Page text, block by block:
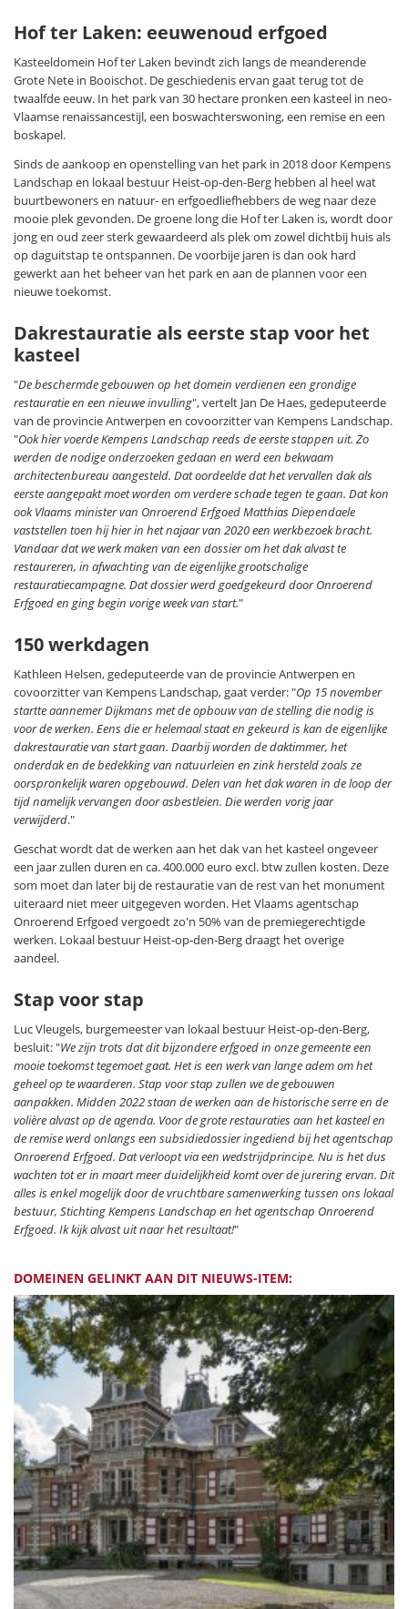
Hof ter Laken: eeuwenoud erfgoed
Kasteeldomein Hof ter Laken bevindt zich langs de meanderende
Grote Nete in Booischot. De geschiedenis ervan gaat terug tot de
twaalfde eeuw. In het park van 30 hectare pronken een kasteel in neo-
Vlaamse renaissancestijl, een boswachterswoning, een remise en een
boskapel.
Sinds de aankoop en openstelling van het park in 2018 door Kempens
Landschap en lokaal bestuur Heist-op-den-Berg hebben al heel wat
buurtbewoners en natuur- en erfgoedliefhebbers de weg naar deze
mooie plek gevonden. De groene long die Hof ter Laken is, wordt door
jong en oud zeer sterk gewaardeerd als plek om zowel dichtbij huis als
op daguitstap te ontspannen. De voorbije jaren is dan ook hard
gewerkt aan het beheer van het park en aan de plannen voor een
nieuwe toekomst.
Dakrestauratie als eerste stap voor het
kasteel
"De beschermde gebouwen op het domein verdienen een grondige
restauratie en een nieuwe invulling", vertelt Jan De Haes, gedeputeerde
van de provincie Antwerpen en covoorzitter van Kempens Landschap.
"Ook hier voerde Kempens Landschap reeds de eerste stappen uit. Zo
werden de nodige onderzoeken gedaan en werd een bekwaam
architectenbureau aangesteld. Dat oordeelde dat het vervallen dak als
eerste aangepakt moet worden om verdere schade tegen te gaan. Dat kon
ook Vlaams minister van Onroerend Erfgoed Matthias Diependaele
vaststellen toen hij hier in het najaar van 2020 een werkbezoek bracht.
Vandaar dat we werk maken van een dossier om het dak alvast te
restaureren, in afwachting van de eigenlijke grootschalige
restauratiecampagne. Dat dossier werd goedgekeurd door Onroerend
Erfgoed en ging begin vorige week van start."
150 werkdagen
Kathleen Helsen, gedeputeerde van de provincie Antwerpen en
covoorzitter van Kempens Landschap, gaat verder: "Op 15 november
startte aannemer Dijkmans met de opbouw van de stelling die nodig is
voor de werken. Eens die er helemaal staat en gekeurd is kan de eigenlijke
dakrestauratie van start gaan. Daarbij worden de daktimmer, het
onderdak en de bedekking van natuurleien en zink hersteld zoals ze
oorspronkelijk waren opgebouwd. Delen van het dak waren in de loop der
tijd namelijk vervangen door asbestleien. Die werden vorig jaar
verwijderd."
Geschat wordt dat de werken aan het dak van het kasteel ongeveer
een jaar zullen duren en ca. 400.000 euro excl. btw zullen kosten. Deze
som moet dan later bij de restauratie van de rest van het monument
uiteraard niet meer uitgegeven worden. Het Vlaams agentschap
Onroerend Erfgoed vergoedt zo'n 50% van de premiegerechtigde
werken. Lokaal bestuur Heist-op-den-Berg draagt het overige
aandeel.
Stap voor stap
Luc Vleugels, burgemeester van lokaal bestuur Heist-op-den-Berg,
besluit: "We zijn trots dat dit bijzondere erfgoed in onze gemeente een
mooie toekomst tegemoet gaat. Het is een werk van lange adem om het
geheel op te waarderen. Stap voor stap zullen we de gebouwen
aanpakken. Midden 2022 staan de werken aan de historische serre en de
volière alvast op de agenda. Voor de grote restauraties aan het kasteel en
de remise werd onlangs een subsidiedossier ingediend bij het agentschap
Onroerend Erfgoed. Dat verloopt via een wedstrijdprincipe. Nu is het dus
wachten tot er in maart meer duidelijkheid komt over de jurering ervan. Dit
alles is enkel mogelijk door de vruchtbare samenwerking tussen ons lokaal
bestuur, Stichting Kempens Landschap en het agentschap Onroerend
Erfgoed. Ik kijk alvast uit naar het resultaat!"
DOMEINEN GELINKT AAN DIT NIEUWS-ITEM: